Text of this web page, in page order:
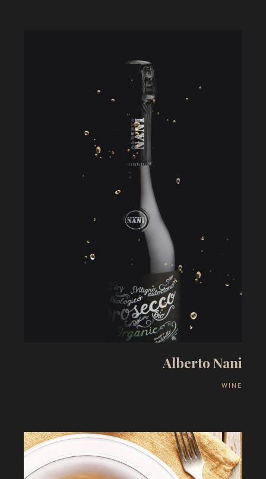
AlbertoNani
W I N E